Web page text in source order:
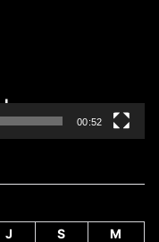
00:52
J S
M